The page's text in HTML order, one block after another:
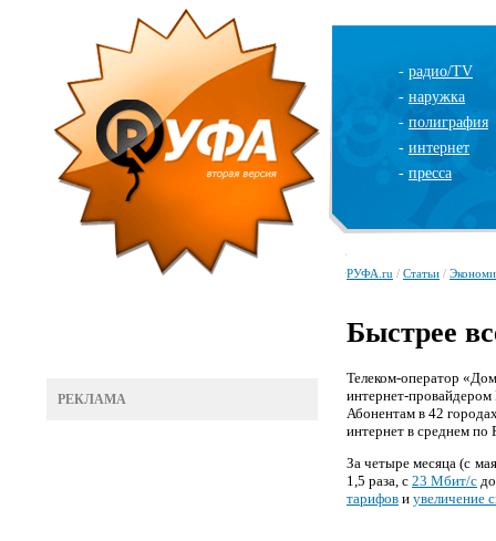
- радио/TV
- наружка
- полиграфия
- интернет
- пресса
РЕКЛАМА
РУФА.ru / Статьи /
Быстрее
Телеком-оператор
интернет-провайдером
Абонентам в 42
интернет в среднем
За четыре месяца (с
1,5 раза, с 23 Мбит/c
тарифов и увеличение